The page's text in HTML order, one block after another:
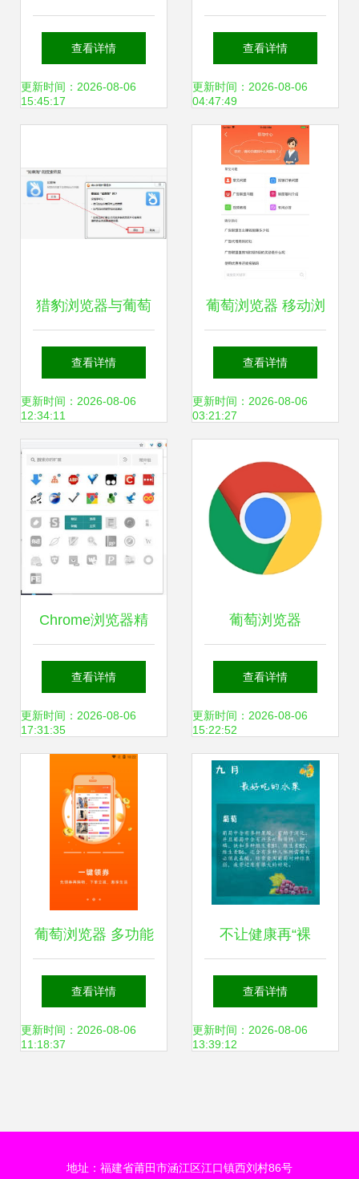
教程 iPhone版下载
与2018版本回顾
查看详情
更新时间：2026-08-06
15:45:17
味 一场帕索罗伯斯
的葡萄酒之旅
查看详情
更新时间：2026-08-06
04:47:49
猎豹浏览器与葡萄
浏览器如何设置商
品对比功能？详细
查看详情
更新时间：2026-08-06
12:34:11
葡萄浏览器 移动浏
览新体验与2018版
iPhone下载指南
查看详情
更新时间：2026-08-06
03:21:27
Chrome浏览器精
品插件 葡萄浏览器
的真实面目与使用
查看详情
更新时间：2026-08-06
17:31:35
葡萄浏览器
V14.18.1安卓版正
式上线，京华应用
库带你探索新功能
查看详情
更新时间：2026-08-06
15:22:52
葡萄浏览器 多功能
的移动互联体验
查看详情
更新时间：2026-08-06
11:18:37
不让健康再“裸
奔”——试看葡萄浏
览器如何守住你那
查看详情
更新时间：2026-08-06
13:39:12
地址：福建省莆田市涵江区江口镇西刘村86号